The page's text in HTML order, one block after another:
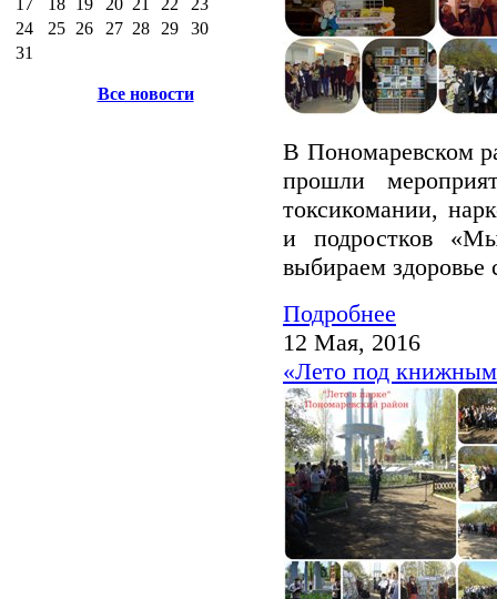
24
25 26 27 28 29
30
31
Все новости
В Пономаревском
прошли
токсикомании,
и подростков
выбираем здоровье
Подробнее
12 Мая, 2016
«Лето под